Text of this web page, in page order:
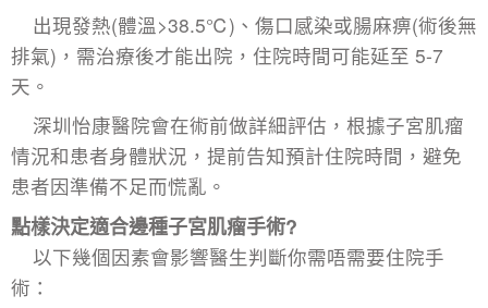
出現發熱(體溫>38.5℃)、傷口感染或腸麻痹(術後無
排氣)，需治療後才能出院，住院時間可能延至 5-7
天。​
深圳怡康醫院會在術前做詳細評估，根據子宮肌瘤
情況和患者身體狀況，提前告知預計住院時間，避免
患者因準備不足而慌亂。
點樣決定適合邊種子宮肌瘤手術?
以下幾個因素會影響醫生判斷你需唔需要住院手
術：